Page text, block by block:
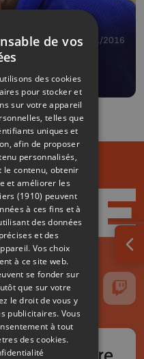
09/11/2016
: elle
sur TikTok
Suivez-nous sur YouTube
Suivez-nous
de vos
des cookies
pour stocker et
sur votre appareil
telles que
uniques et
afin de proposer
personnalisés,
le contenu, obtenir
et améliorer les
(1910) peuvent
à ces fins et à
des données
et des
Vos choix
à ce site web.
se fonder sur
que sur votre
le droit de vous y
publicitaires. Vous
à tout
des cookies.